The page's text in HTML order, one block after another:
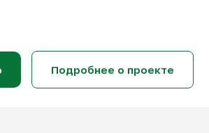
Подробнее о проекте